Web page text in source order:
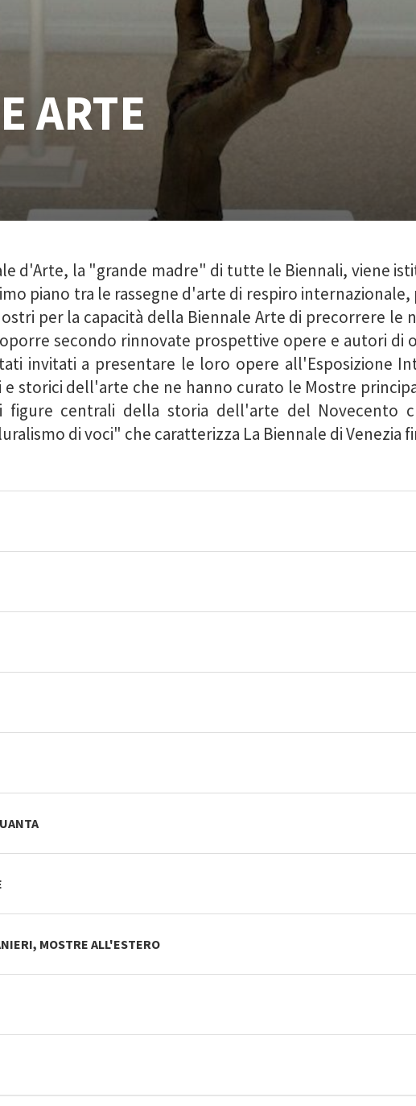
ARTE
d'Arte, la "grande madre" di tutte le Biennali, viene
piano tra le rassegne d'arte di respiro internazionale,
per la capacità della Biennale Arte di precorrere
secondo rinnovate prospettive opere e autori di
invitati a presentare le loro opere all'Esposizione
storici dell'arte che ne hanno curato le Mostre
figure centrali della storia dell'arte del Novecento
di voci" che caratterizza La Biennale di Venezia
MOSTRE ALL'ESTERO